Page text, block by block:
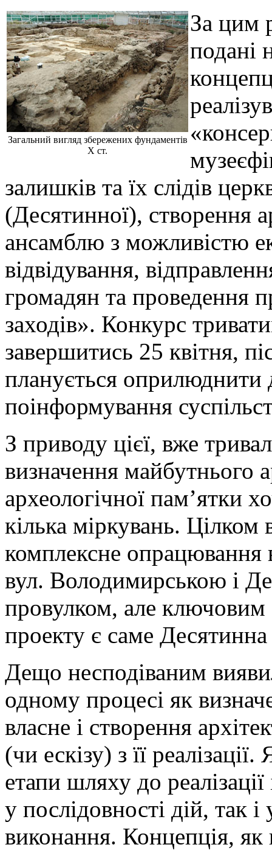
Загальний вигляд збережених фундаментів
Х ст.
За цим
подані
залишків та їх слідів
(Десятинної), створення
ансамблю з можливістю
відвідування,
громадян та проведення
заходів». Конкурс
завершитись 25 квітня,
планується оприлюднити
поінформування
З приводу цієї, вже
визначення майбутнього
археологічної пам’ятки
кілька міркувань.
комплексне опрацювання
вул. Володимирською і
провулком, але ключовим
проекту є саме
Дещо несподіваним
одному процесі як
власне і створення
(чи ескізу) з її
етапи шляху до реалізації
у послідовності дій, так і
виконання. Концепція,